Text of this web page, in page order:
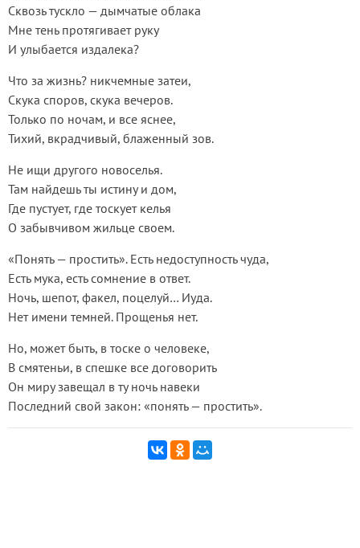
Сквозь тускло — дымчатые облака
Мне тень протягивает руку
И улыбается издалека?
Что за жизнь? никчемные затеи,
Скука споров, скука вечеров.
Только по ночам, и все яснее,
Тихий, вкрадчивый, блаженный зов.
Не ищи другого новоселья.
Там найдешь ты истину и дом,
Где пустует, где тоскует келья
О забывчивом жильце своем.
«Понять — простить». Есть недоступность чуда,
Есть мука, есть сомнение в ответ.
Ночь, шепот, факел, поцелуй… Иуда.
Нет имени темней. Прощенья нет.
Но, может быть, в тоске о человеке,
В смятеньи, в спешке все договорить
Он миру завещал в ту ночь навеки
Последний свой закон: «понять — простить».